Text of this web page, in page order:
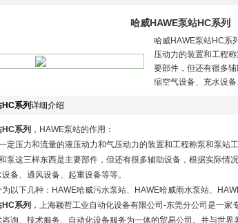
哈威HAWE泵站HC系列
哈威HAWE泵站HC系
压动力的装置和工程
要部件，但还有很多
缩空气设备、充水设
系列详细介绍
系列 ，HAWE泵站的作用：
定压力和流量的液压动力和气压动力的装置和工程称泵和泵站工
泵这三样东西是主要部件，但还有很多辅助设备，根据实际情
备、通风设备、起重设备等等。
以下几种：HAWE哈威污水泵站、HAWE哈威雨水泵站、
系列 ，上海颖哲工业自动化设备有限公司-东莞分公司是一
询、技术服务、自动化设备服务为一体的贸易公司。并与世